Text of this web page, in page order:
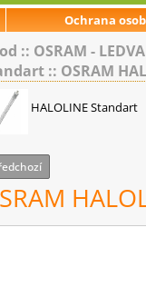
Ochrana
:: OSRAM -
:: OSRAM
HALOLINE Standart